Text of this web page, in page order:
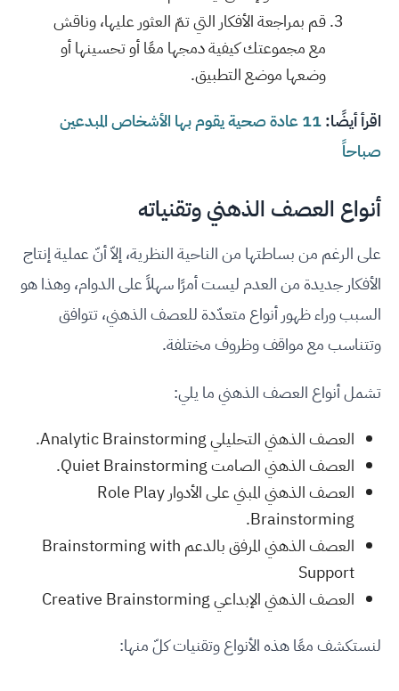
قم بمراجعة الأفكار التي تمّ العثور عليها، وناقش
مع مجموعتك كيفية دمجها معًا أو تحسينها أو
وضعها موضع التطبيق.
اقرأ أيضًا:
11 عادة صحية يقوم بها الأشخاص المبدعين
صباحاً
أنواع العصف الذهني وتقنياته
على الرغم من بساطتها من الناحية النظرية، إلاّ أنّ عملية إنتاج
الأفكار جديدة من العدم ليست أمرًا سهلاً على الدوام، وهذا هو
السبب وراء ظهور أنواع متعدّدة للعصف الذهني، تتوافق
وتتناسب مع مواقف وظروف مختلفة.
تشمل أنواع العصف الذهني ما يلي:
العصف الذهني التحليلي Analytic Brainstorming.
العصف الذهني الصامت Quiet Brainstorming.
العصف الذهني المبني على الأدوار Role Play
Brainstorming.
العصف الذهني المرفق بالدعم Brainstorming with
Support
العصف الذهني الإبداعي Creative Brainstorming
لنستكشف معًا هذه الأنواع وتقنيات كلّ منها: